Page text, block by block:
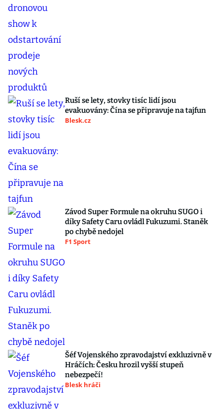
Ruší se lety, stovky tisíc lidí jsou
evakuovány: Čína se připravuje na tajfun
Blesk.cz
Závod Super Formule na okruhu SUGO i
díky Safety Caru ovládl Fukuzumi. Staněk
po chybě nedojel
F1 Sport
Šéf Vojenského zpravodajství exkluzivně v
Hráčích: Česku hrozil vyšší stupeň
nebezpečí!
Blesk hráči